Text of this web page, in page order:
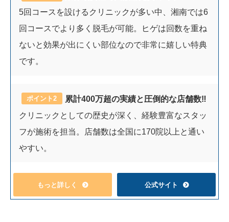
5回コースを設けるクリニックが多い中、湘南では6
回コースでより多く脱毛が可能。ヒゲは回数を重ね
ないと効果が出にくい部位なので非常に嬉しい特典
です。
ポイント2
累計400万超の実績と圧倒的な店舗数‼︎
クリニックとしての歴史が深く、経験豊富なスタッ
フが施術を担当。店舗数は全国に170院以上と通い
やすい。
もっと詳しく 公式サイト